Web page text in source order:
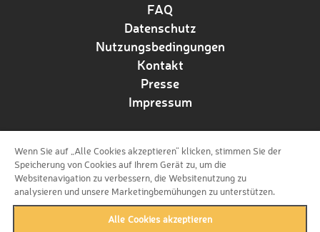
FAQ
Datenschutz
Nutzungsbedingungen
Kontakt
Presse
Impressum
Folge uns!
Wenn Sie auf „Alle Cookies akzeptieren“ klicken, stimmen Sie der
Speicherung von Cookies auf Ihrem Gerät zu, um die
Websitenavigation zu verbessern, die Websitenutzung zu
analysieren und unsere Marketingbemühungen zu unterstützen.
Alle Cookies akzeptieren